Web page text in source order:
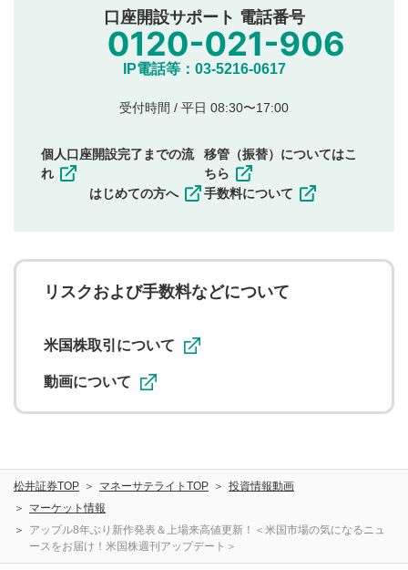
公序良俗に反する内容の投稿
氏名、住所、電話番号など個人を特定できる情報の
他のサイトへの誘導や営利目的、広告・宣伝を目
他者の権利（商標、著作権、その他の知的財産
その他当社が不適切と判断した投稿
一度投稿した評価およびコメントの変更・削除はできま
に関する著作者人格権を行使しないことに同意します。利
用者が投稿したコメントは、当社サービスの広告・宣伝、
ることがあります。
口座開設サポート 電話番号
IP電話等：03-5216-0617
受付時間 / 平日 08:30〜17:00
個人口座開設完了までの流
れ
はじめての方へ
移管（振替）についてはこ
ちら
手数料について
リスクおよび手数料などについて
米国株取引について
動画について
松井証券TOP マネーサテライトTOP
投資情報動画
マーケット情報
アップル8年ぶり新作発表＆上場来高値更新！＜米国市場の気になるニュ
ースをお届け！米国株週刊アップデート＞